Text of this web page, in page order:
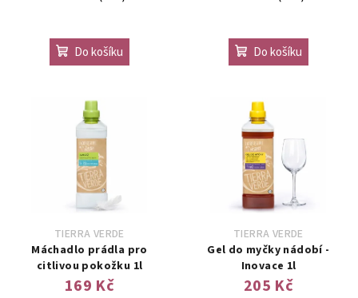
Do košíku Do košíku
TIERRA VERDE
Máchadlo prádla pro
citlivou pokožku 1l
169 Kč
TIERRA VERDE
Gel do myčky nádobí -
Inovace 1l
205 Kč